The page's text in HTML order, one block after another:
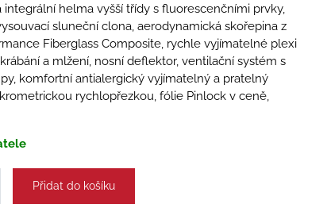
helma vyšší třídy s fluorescenčními prvky,
sluneční clona, aerodynamická skořepina z
Fiberglass Composite, rychle vyjímatelné plexi
a mlžení, nosní deflektor, ventilační systém s
komfortní antialergický vyjímatelný a pratelný
rychlopřezkou, fólie Pinlock v ceně,
Přidat do košíku